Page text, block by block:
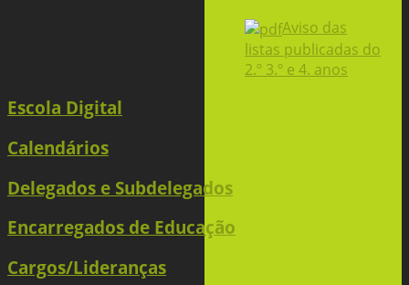
Aviso das
listas publicadas do
2.º 3.º e 4. anos
Escola Digital
Calendários
Delegados e Subdelegados
Encarregados de Educação
Cargos/Lideranças